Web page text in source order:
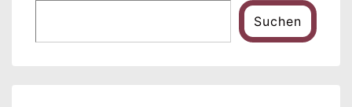
Suchen